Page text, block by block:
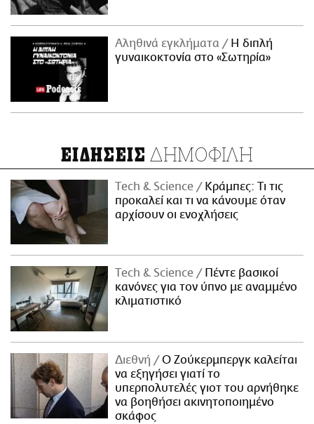
Αληθινά εγκλήματα
Η διπλή
γυναικοκτονία στο «Σωτηρία»
ΕΙΔΗΣΕΙΣ ΔΗΜΟΦΙΛΗ
Τech & Science
Κράμπες: Τι τις
προκαλεί και τι να κάνουμε όταν
αρχίσουν οι ενοχλήσεις
Τech & Science
Πέντε βασικοί
κανόνες για τον ύπνο με αναμμένο
κλιματιστικό
Διεθνή
Ο Ζούκερμπεργκ καλείται
να εξηγήσει γιατί το
υπερπολυτελές γιοτ του αρνήθηκε
να βοηθήσει ακινητοποιημένο
σκάφος